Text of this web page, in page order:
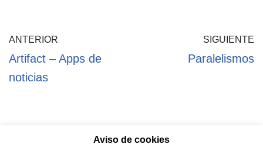
ANTERIOR
Artifact – Apps de
noticias
SIGUIENTE
Paralelismos
Aviso de cookies